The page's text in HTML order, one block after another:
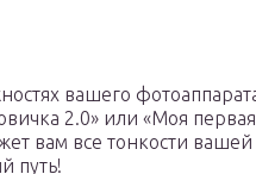
вашего
2.0» или «Моя
вам все тонкости
путь!